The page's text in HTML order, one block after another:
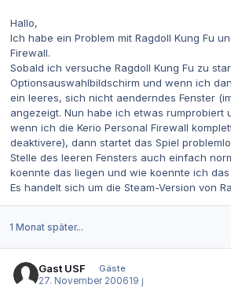
Hallo,
Ich habe ein Problem mit Ragdoll Kung Fu
Firewall.
Sobald ich versuche Ragdoll Kung Fu zu
Optionsauswahlbildschirm und wenn ich
ein leeres, sich nicht aenderndes Fenster
angezeigt. Nun habe ich etwas rumprobiert
wenn ich die Kerio Personal Firewall
deaktivere), dann startet das Spiel
Stelle des leeren Fensters auch einfach
koennte das liegen und wie koennte ich
Es handelt sich um die Steam-Version von
1 Monat später...
Gast USF
Gäste
27. November 200619 j